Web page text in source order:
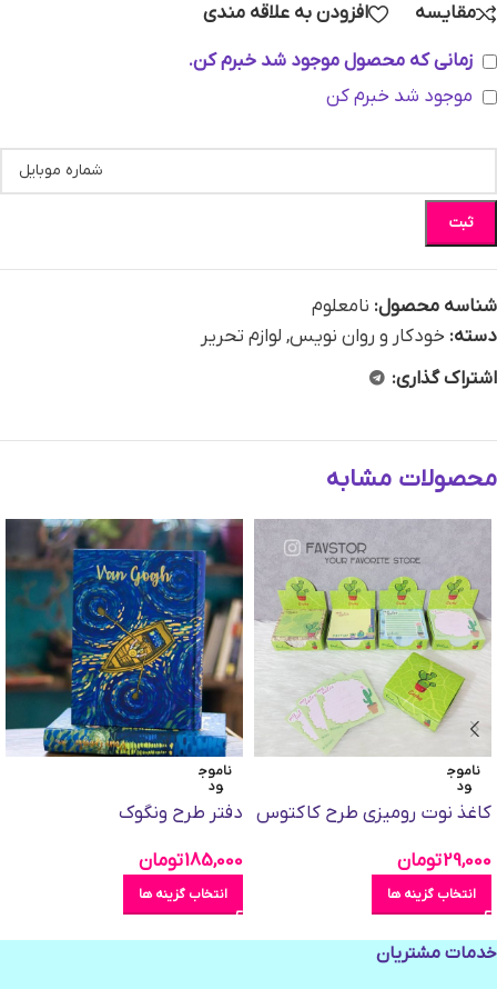
مقایسه
افزودن به علاقه مندی
زمانی که محصول موجود شد خبرم کن.
موجود شد خبرم کن
ثبت
شناسه محصول: نامعلوم
دسته: خودکار و روان نویس, لوازم تحریر
اشتراک گذاری:
محصولات مشابه
ناموج
ود
کاغذ نوت رومیزی طرح کاکتوس
29,000تومان
انتخاب گزینه ها
ناموج
ود
دفتر طرح ونگوک
185,000تومان
انتخاب گزینه ها
خدمات مشتریان